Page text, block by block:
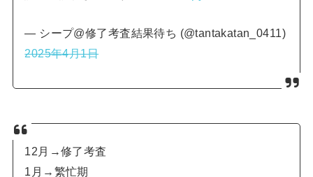
— シープ@修了考査結果待ち (@tantakatan_0411)
2025年4月1日
12月→修了考査
1月→繁忙期